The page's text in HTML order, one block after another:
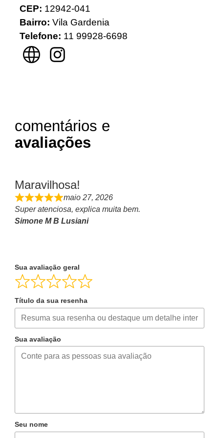
CEP: 12942-041
Bairro: Vila Gardenia
Telefone: 11 99928-6698
comentários e
avaliações
Maravilhosa!
maio 27, 2026
Super atenciosa, explica muita bem.
Simone M B Lusiani
Sua avaliação geral
Título da sua resenha
Sua avaliação
Seu nome